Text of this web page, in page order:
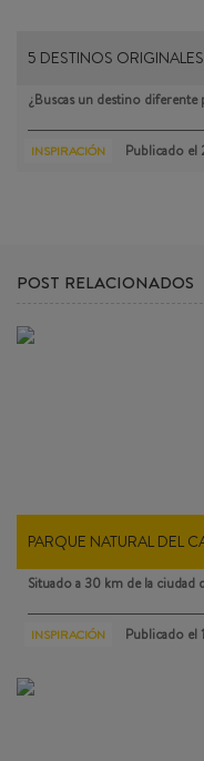
5 DESTINOS
¿Buscas un destino diferente
INSPIRACIÓN Publicado el
POST RELACIONADOS
PARQUE NATURAL DEL
Situado a 30 km de la ciudad
INSPIRACIÓN Publicado el